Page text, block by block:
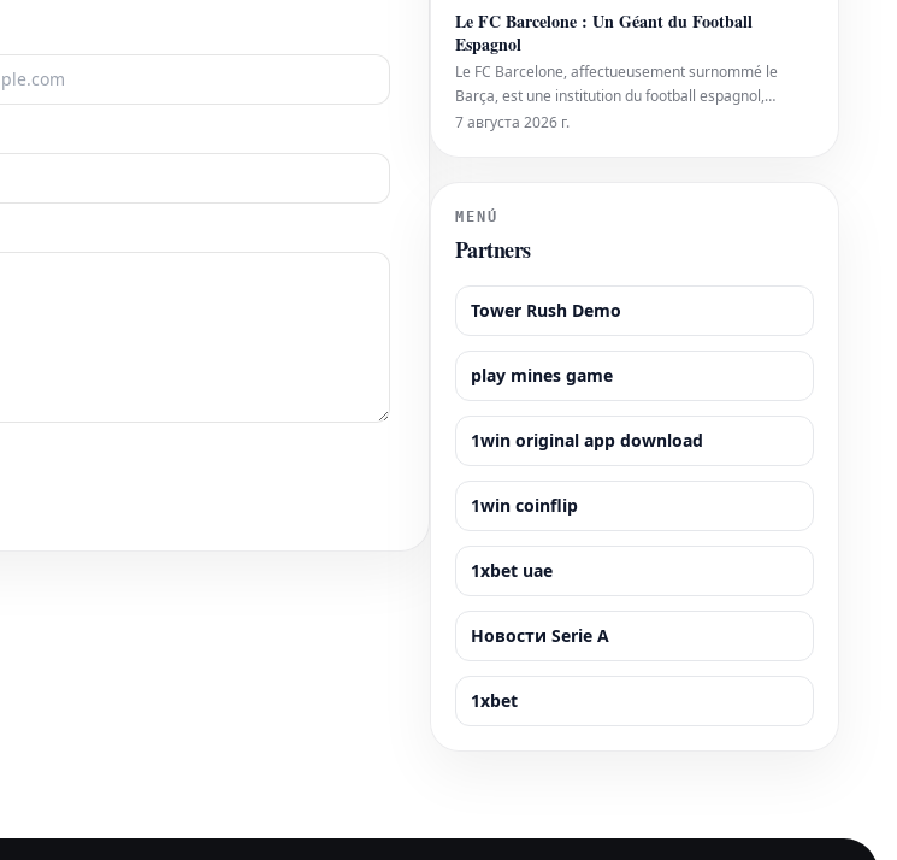
Rusa. La triste noticia fue compartida a través de la
red social "VKontakte". Saevich falleció e
Le FC Barcelone : Un Géant du Football
Espagnol
Le FC Barcelone, affectueusement surnommé le
Barça, est une institution du football espagnol,
fondée en 1899. Originaire de Catalogne, cette
impressionnante
7 августа 2026 г.
MENÚ
Partners
Tower Rush Demo
play mines game
1win original app download
1win coinflip
1xbet uae
Новости Serie A
1xbet